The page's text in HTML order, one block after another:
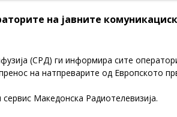
на јавните
(СРД) ги информира сите
на натпреварите од Европското
Македонска Радиотелевизија.